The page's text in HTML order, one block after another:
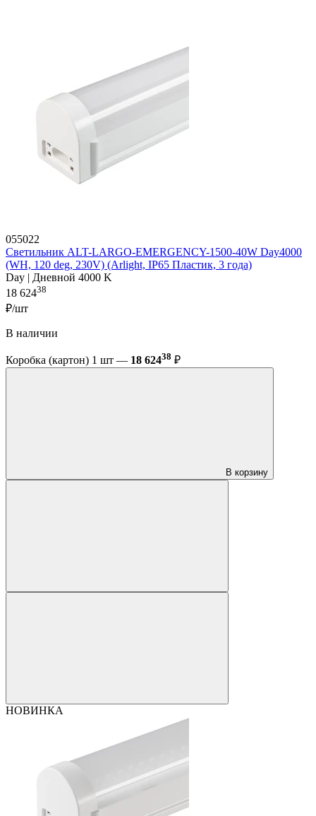
055022
Светильник ALT-LARGO-EMERGENCY-1500-40W Day4000
(WH, 120 deg, 230V) (Arlight, IP65 Пластик, 3 года)
Day | Дневной 4000 K
18 62438
₽/шт
В наличии
Коробка (картон) 1 шт — 18 62438 ₽
В корзину
НОВИНКА